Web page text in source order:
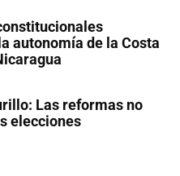
autonomía de la Costa
Las reformas no
elecciones